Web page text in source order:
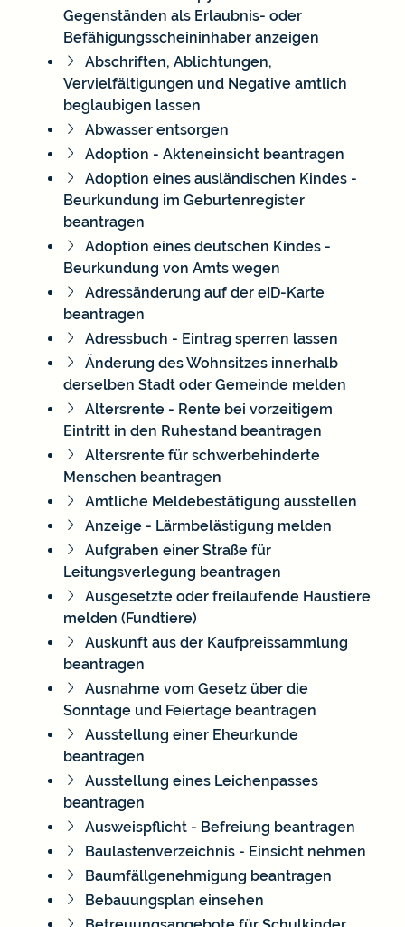
Gegenständen als Erlaubnis- oder
Befähigungsscheininhaber anzeigen
Abschriften, Ablichtungen,
Vervielfältigungen und Negative amtlich
beglaubigen lassen
Abwasser entsorgen
Adoption - Akteneinsicht beantragen
Adoption eines ausländischen Kindes -
Beurkundung im Geburtenregister
beantragen
Adoption eines deutschen Kindes -
Beurkundung von Amts wegen
Adressänderung auf der eID-Karte
beantragen
Adressbuch - Eintrag sperren lassen
Änderung des Wohnsitzes innerhalb
derselben Stadt oder Gemeinde melden
Altersrente - Rente bei vorzeitigem
Eintritt in den Ruhestand beantragen
Altersrente für schwerbehinderte
Menschen beantragen
Amtliche Meldebestätigung ausstellen
Anzeige - Lärmbelästigung melden
Aufgraben einer Straße für
Leitungsverlegung beantragen
Ausgesetzte oder freilaufende Haustiere
melden (Fundtiere)
Auskunft aus der Kaufpreissammlung
beantragen
Ausnahme vom Gesetz über die
Sonntage und Feiertage beantragen
Ausstellung einer Eheurkunde
beantragen
Ausstellung eines Leichenpasses
beantragen
Ausweispflicht - Befreiung beantragen
Baulastenverzeichnis - Einsicht nehmen
Baumfällgenehmigung beantragen
Bebauungsplan einsehen